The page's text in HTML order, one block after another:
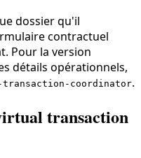
dossier qu'il
contractuel
Pour la version
détails opérationnels,
coordinator.
transaction